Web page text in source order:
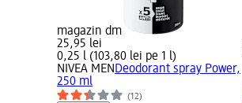
magazin dm
25,95 lei
0,25 l (103,80 lei pe 1 l)
NIVEA MEN Deodorant spray Power,
250 ml
(12)